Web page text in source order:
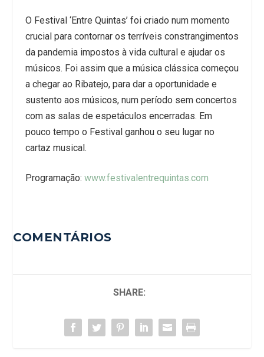
O Festival ‘Entre Quintas’ foi criado num momento
crucial para contornar os terríveis constrangimentos
da pandemia impostos à vida cultural e ajudar os
músicos. Foi assim que a música clássica começou
a chegar ao Ribatejo, para dar a oportunidade e
sustento aos músicos, num período sem concertos
com as salas de espetáculos encerradas. Em
pouco tempo o Festival ganhou o seu lugar no
cartaz musical.
Programação: www.festivalentrequintas.com
COMENTÁRIOS
SHARE: